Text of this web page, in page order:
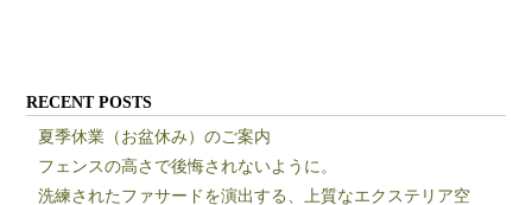
RECENT POSTS
夏季休業（お盆休み）のご案内
フェンスの高さで後悔されないように。
洗練されたファサードを演出する、上質なエクステリア空